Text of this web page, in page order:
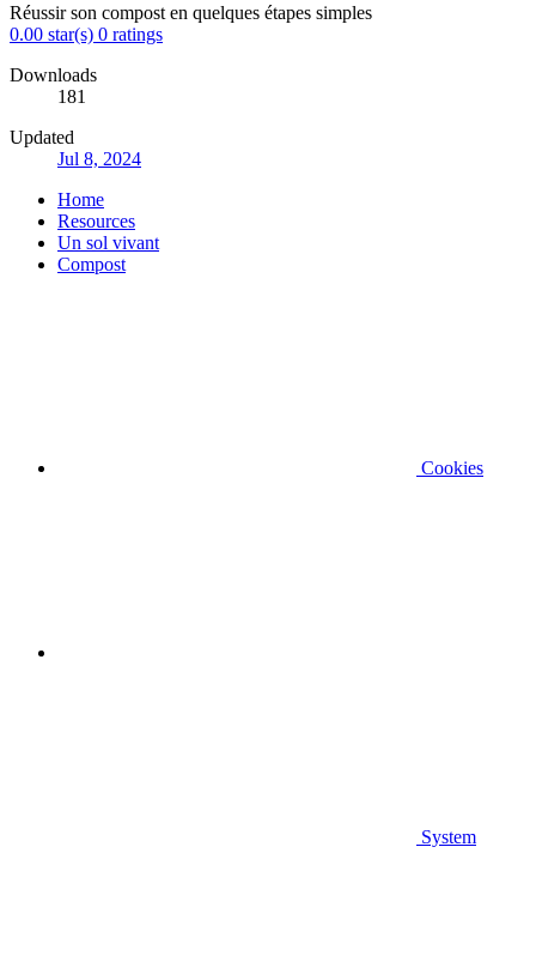
Réussir son compost en quelques étapes simples
0.00 star(s) 0 ratings
Downloads
181
Updated
Jul 8, 2024
Home
Resources
Un sol vivant
Compost
Cookies
System